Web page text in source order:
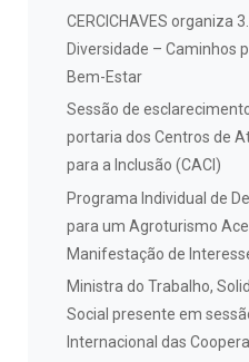
CERCICHAVES organiza
Diversidade – Caminhos
Bem-Estar
Sessão de
portaria dos Centros de
para a Inclusão (CACI)
Programa Individual de
para um Agroturismo
Manifestação de
Ministra do Trabalho,
Social presente em
Internacional das